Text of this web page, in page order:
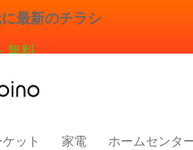
最新のチラシ
無料
ット 家電 ホームセンタ